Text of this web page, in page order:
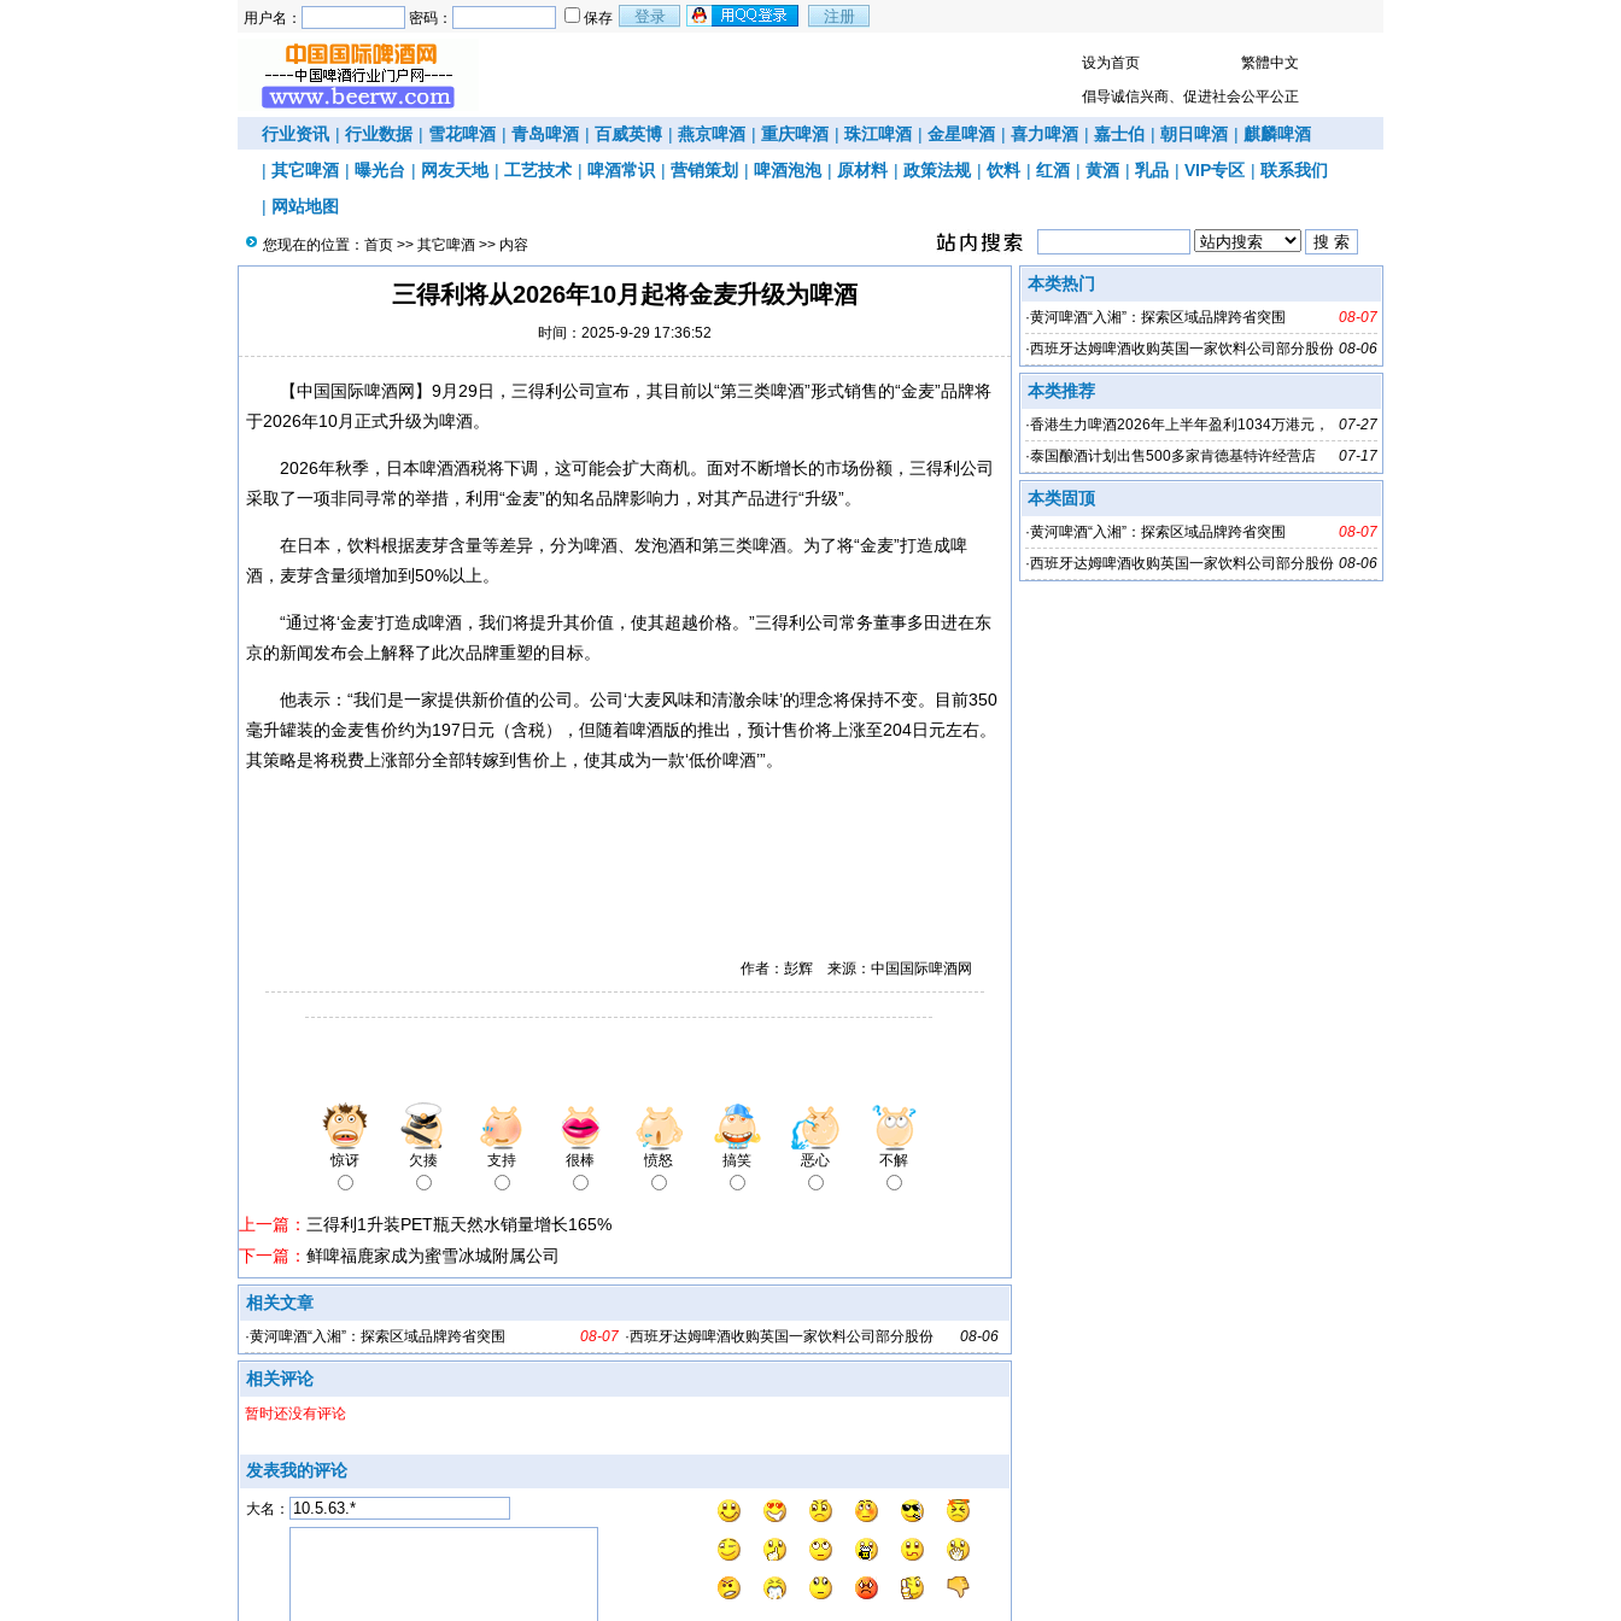
用户名： 密码： 保存
设为首页
繁體中文
倡导诚信兴商、促进社会公平公正
行业资讯 | 行业数据 | 雪花啤酒 | 青岛啤酒 | 百威英博 | 燕京啤酒 | 重庆啤酒 | 珠江啤酒 | 金星啤酒 | 喜力啤酒 | 嘉士伯 | 朝日啤酒 | 麒麟啤酒
| 其它啤酒 | 曝光台 | 网友天地 | 工艺技术 | 啤酒常识 | 营销策划 | 啤酒泡泡 | 原材料 | 政策法规 | 饮料 | 红酒 | 黄酒 | 乳品 | VIP专区 | 联系我们
| 网站地图
您现在的位置： 首页 >> 其它啤酒 >> 内容
三得利将从2026年10月起将金麦升级为啤酒
时间：2025-9-29 17:36:52
【中国国际啤酒网】9月29日，三得利公司宣布，其目前以“第三类啤酒”形式销售的“金麦”品牌将
于2026年10月正式升级为啤酒。
2026年秋季，日本啤酒酒税将下调，这可能会扩大商机。面对不断增长的市场份额，三得利公司
采取了一项非同寻常的举措，利用“金麦”的知名品牌影响力，对其产品进行“升级”。
在日本，饮料根据麦芽含量等差异，分为啤酒、发泡酒和第三类啤酒。为了将“金麦”打造成啤
酒，麦芽含量须增加到50%以上。
“通过将‘金麦’打造成啤酒，我们将提升其价值，使其超越价格。”三得利公司常务董事多田进在东
京的新闻发布会上解释了此次品牌重塑的目标。
他表示：“我们是一家提供新价值的公司。公司‘大麦风味和清澈余味’的理念将保持不变。目前350
毫升罐装的金麦售价约为197日元（含税），但随着啤酒版的推出，预计售价将上涨至204日元左右。
其策略是将税费上涨部分全部转嫁到售价上，使其成为一款‘低价啤酒’”。
作者：彭辉 来源：中国国际啤酒网
惊讶 欠揍 支持 很棒 愤怒 搞笑 恶心 不解
上一篇： 三得利1升装PET瓶天然水销量增长165%
下一篇： 鲜啤福鹿家成为蜜雪冰城附属公司
相关文章
08-07
·黄河啤酒“入湘”：探索区域品牌跨省突围 08-06
·西班牙达姆啤酒收购英国一家饮料公司部分股份
相关评论
暂时还没有评论
发表我的评论
大名：
本类热门
08-07
·黄河啤酒“入湘”：探索区域品牌跨省突围
08-06
·西班牙达姆啤酒收购英国一家饮料公司部分股份
本类推荐
07-27
·香港生力啤酒2026年上半年盈利1034万港元，
下降79%
07-17
·泰国酿酒计划出售500多家肯德基特许经营店
本类固顶
08-07
·黄河啤酒“入湘”：探索区域品牌跨省突围
08-06
·西班牙达姆啤酒收购英国一家饮料公司部分股份